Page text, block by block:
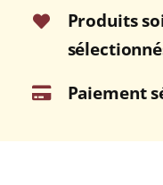
Produits
Paiement